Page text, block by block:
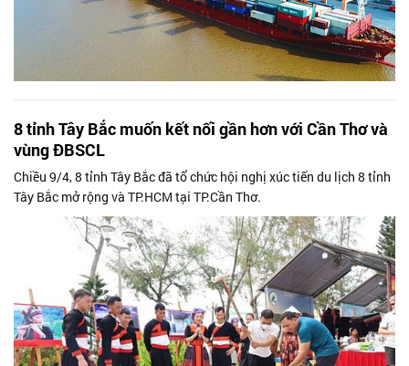
8 tỉnh Tây Bắc muốn kết nối gần hơn với Cần Thơ và
vùng ĐBSCL
Chiều 9/4, 8 tỉnh Tây Bắc đã tổ chức hội nghị xúc tiến du lịch 8 tỉnh
Tây Bắc mở rộng và TP.HCM tại TP.Cần Thơ.